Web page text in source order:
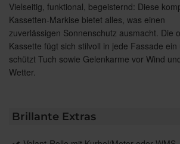
Vielseitig, funktional, begeisternd: Diese
Kassetten-Markise bietet alles, was einen
zuverlässigen Sonnenschutz ausmacht. Die
Kassette fügt sich stilvoll in jede Fassade ein
schützt Tuch sowie Gelenkarme vor Wind
Wetter.
Brillante Extras